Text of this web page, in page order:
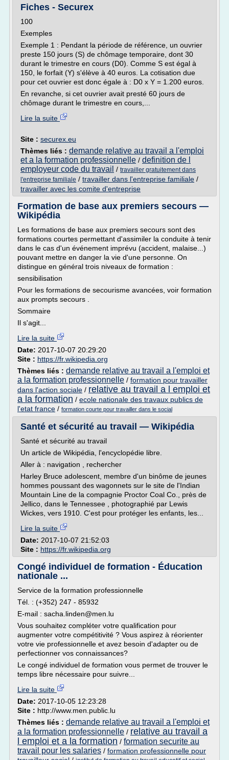
Fiches - Securex
100
Exemples
Exemple 1 : Pendant la période de référence, un ouvrier
preste 150 jours (S) de chômage temporaire, dont 30
durant le trimestre en cours (D0). Comme S est égal à
150, le forfait (Y) s'élève à 40 euros. La cotisation due
pour cet ouvrier est donc égale à : D0 x Y = 1.200 euros.
En revanche, si cet ouvrier avait presté 60 jours de
chômage durant le trimestre en cours,...
Lire la suite
Site : securex.eu
Thèmes liés : demande relative au travail a l'emploi
et a la formation professionnelle / definition de l
employeur code du travail / travailler gratuitement dans
l'entreprise familiale / travailler dans l'entreprise familiale /
travailler avec les comite d'entreprise
Formation de base aux premiers secours —
Wikipédia
Les formations de base aux premiers secours sont des
formations courtes permettant d'assimiler la conduite à tenir
dans le cas d'un événement imprévu (accident, malaise...)
pouvant mettre en danger la vie d'une personne. On
distingue en général trois niveaux de formation :
sensibilisation
Pour les formations de secourisme avancées, voir formation
aux prompts secours .
Sommaire
Il s'agit...
Lire la suite
Date: 2017-10-07 20:29:20
Site : https://fr.wikipedia.org
Thèmes liés : demande relative au travail a l'emploi et
a la formation professionnelle / formation pour travailler
dans l'action sociale / relative au travail a l emploi et
a la formation / ecole nationale des travaux publics de
l'etat france / formation courte pour travailler dans le social
Santé et sécurité au travail — Wikipédia
Santé et sécurité au travail
Un article de Wikipédia, l'encyclopédie libre.
Aller à : navigation , rechercher
Harley Bruce adolescent, membre d'un binôme de jeunes
hommes poussant des wagonnets sur le site de l'Indian
Mountain Line de la compagnie Proctor Coal Co., près de
Jellico, dans le Tennessee , photographié par Lewis
Wickes, vers 1910. C'est pour protéger les enfants, les...
Lire la suite
Date: 2017-10-07 21:52:03
Site : https://fr.wikipedia.org
Congé individuel de formation - Éducation
nationale ...
Service de la formation professionnelle
Tél. : (+352) 247 - 85932
E-mail : sacha.linden@men.lu
Vous souhaitez compléter votre qualification pour
augmenter votre compétitivité ? Vous aspirez à réorienter
votre vie professionnelle et avez besoin d'adapter ou de
perfectionner vos connaissances?
Le congé individuel de formation vous permet de trouver le
temps libre nécessaire pour suivre...
Lire la suite
Date: 2017-10-05 12:23:28
Site : http://www.men.public.lu
Thèmes liés : demande relative au travail a l'emploi et
a la formation professionnelle / relative au travail a
l emploi et a la formation / formation securite au
travail pour les salaries / formation professionnelle pour